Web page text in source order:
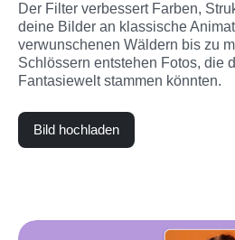
Der Filter verbessert Farben,
deine Bilder an klassische
verwunschenen Wäldern bis zu
Schlössern entstehen Fotos, die
Fantasiewelt stammen könnten.
Bild hochladen